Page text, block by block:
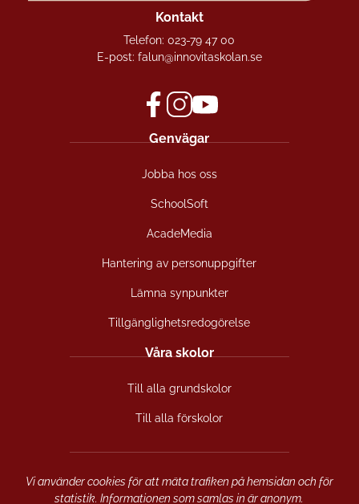
Kontakt
Telefon:023-79 47 00
E-post: falun@innovitaskolan.se
a
e
o
p
n
a
s
n
ö
n
n
t
g
r
m
ö
p
a
n
f
ö
o
t
b
e
ö
p
a
i
y
n
s
Genvägar
Jobba hos oss
SchoolSoft
AcadeMedia
Hantering av personuppgifter
Lämna synpunkter
Tillgänglighetsredogörelse
Våra skolor
Till alla grundskolor
Till alla förskolor
Vi använder cookies för att mäta trafiken på hemsidan och för
statistik. Informationen som samlas in är anonym.